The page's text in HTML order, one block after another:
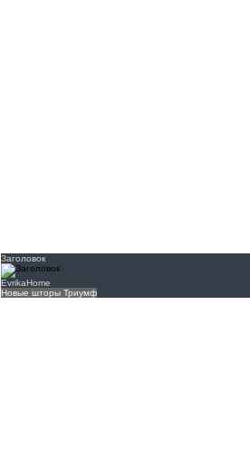
Заголовок
EvrikaHome
Новые шторы Триумф